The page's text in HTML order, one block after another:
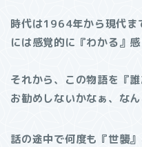
時代は1964年から現代ま
には感覚的に『わかる』
それから、この物語を『
お勧めしないかなぁ、なん
話の途中で何度も『世襲